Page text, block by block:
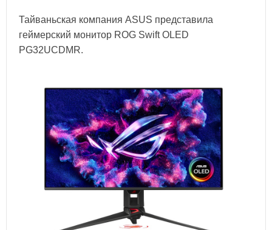
Тайваньская компания ASUS представила
геймерский монитор ROG Swift OLED
PG32UCDMR.